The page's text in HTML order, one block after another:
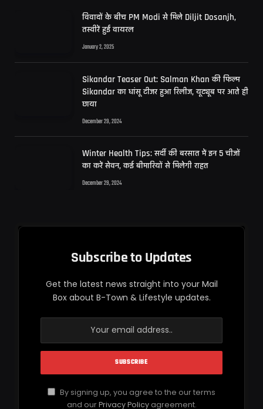
विवादों के बीच PM Modi से मिले Diljit Dosanjh,
तस्वीरें हुईं वायरल
January 2, 2025
Sikandar Teaser Out: Salman Khan की फिल्म
Sikandar का धांसू टीजर हुआ रिलीज, यूट्यूब पर आते ही
छाया
December 29, 2024
Winter Health Tips: सर्दी की बरसात में इन 5 चीजों
का करें सेवन, कई बीमारियों से मिलेगी राहत
December 29, 2024
Subscribe to Updates
Get the latest news straight into your Mail
Box about B-Town & Lifestyle updates.
By signing up, you agree to the our terms
and ourPrivacy Policyagreement.